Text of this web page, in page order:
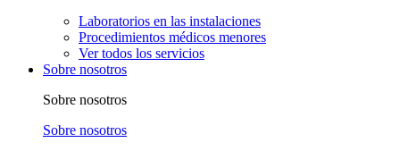
Laboratorios en las instalaciones
Procedimientos médicos menores
Ver todos los servicios
Sobre nosotros
Sobre nosotros
Sobre nosotros